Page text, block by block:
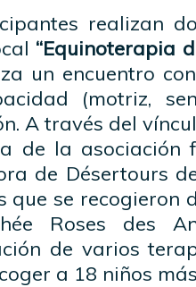
realizan
“Equinoterapia
un encuentro
(motriz,
A través del
de la asociación
de Désertours
que se recogieron
Roses des
de varios
a 18 niños